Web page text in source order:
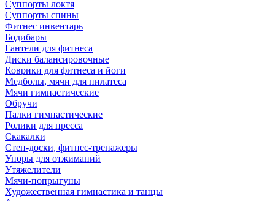
Суппорты локтя
Суппорты спины
Фитнес инвентарь
Бодибары
Гантели для фитнеса
Диски балансировочные
Коврики для фитнеса и йоги
Медболы, мячи для пилатеса
Мячи гимнастические
Обручи
Палки гимнастические
Ролики для пресса
Скакалки
Степ-доски, фитнес-тренажеры
Упоры для отжиманий
Утяжелители
Мячи-попрыгуны
Художественная гимнастика и танцы